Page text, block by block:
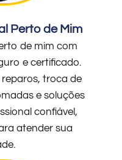
Perto de Mim
de mim com
e certificado.
reparos, troca de
e soluções
confiável,
atender sua